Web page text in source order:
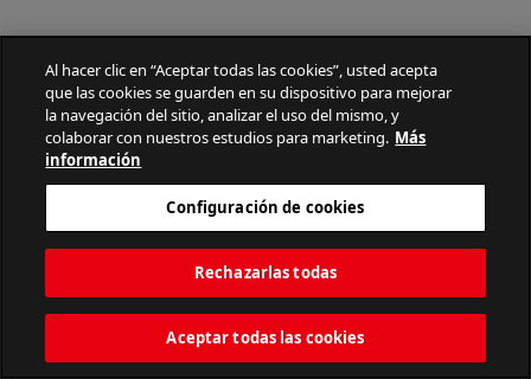
Al hacer clic en “Aceptar todas las cookies”, usted acepta
que las cookies se guarden en su dispositivo para mejorar
la navegación del sitio, analizar el uso del mismo, y
colaborar con nuestros estudios para marketing. Más
información
Configuración de cookies
Rechazarlas todas
Aceptar todas las cookies